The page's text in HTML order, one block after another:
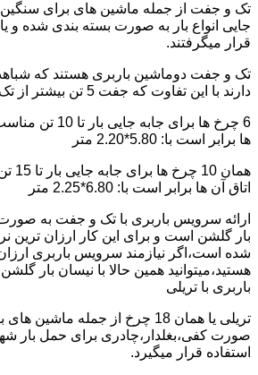
تک و جفت از جمله ماشین های برای سنگین
جایی انواع بار به صورت بسته بندی شده و
قرار میگرفتند.
تک و جفت دوماشین باربری هستند که
دارند با این تفاوت که جفت 5 تن بیشتر از تک بار حمل میکند.
6 چرخ ها برای
ها برابر است با: 5.80*2.20 متر
اتاق آن ها برابر است با: 6.80*2.25 متر
ارائه سرویس باربری با تک و جفت به
بار گلشن است و برای این کار ارزان ترین
شده است،اگر نیازمند سرویس باربری
هستید،میتوانید همین حالا با نیسان بار
باربری با تریلی
تریلی یا همان 18 چرخ از جمله
صورت کفی،بغلدار،چادری برای حمل بار
استفاده قرار میگیرد.